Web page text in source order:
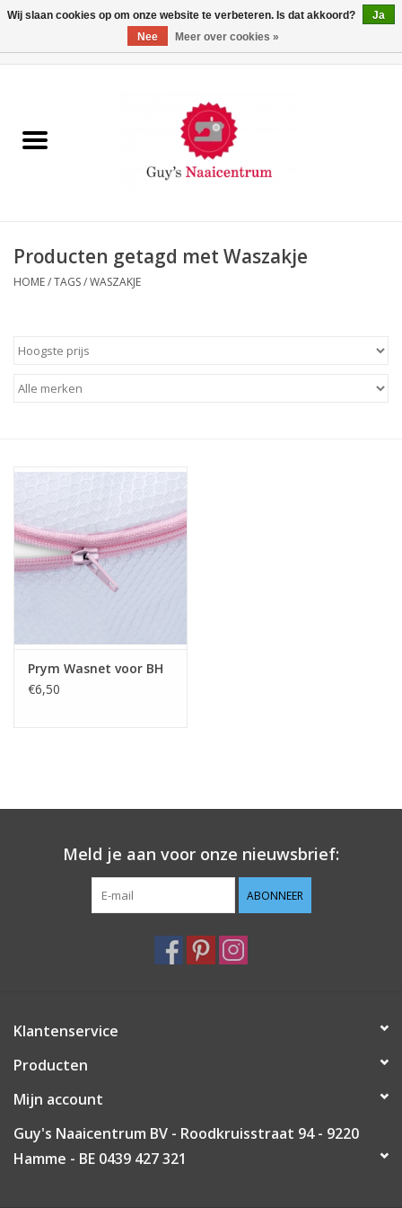
Machines
Paspoppen
Opbergsystemen
Stoffen
Breien en haken
Workshop
Sale / Coupons
Producten getagd met Waszakje
HOME/TAGS/WASZAKJE
Prym Wasnet voor BH
€6,50
Meld je aan voor onze nieuwsbrief:
ABONNEER
Klantenservice
Producten
Mijn account
Guy's Naaicentrum BV - Roodkruisstraat 94 - 9220
Hamme - BE 0439 427 321
Wij slaan cookies op om onze website te verbeteren. Is dat akkoord?
Ja
Nee
Meer over cookies »